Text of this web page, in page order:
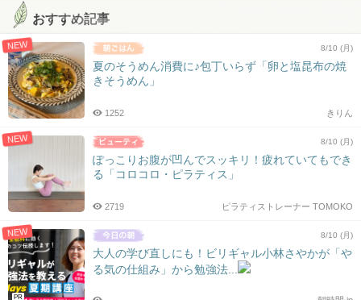
おすすめ記事
NEW 8/10 (月)
夏のそうめん消費に♪包丁いらず「卵と塩昆布の焼
きそうめん」
きりん
1252
NEW 8/10 (月)
ぽっこりお腹が凹んでスッキリ！疲れていてもでき
る「コロコロ・ピラティス」
ピラティストレーナー TOMOKO
2719
NEW
PR
8/10 (月)
大人の学び直しにも！ビリギャル小林さやかが「や
る気の仕組み」から勉強法...